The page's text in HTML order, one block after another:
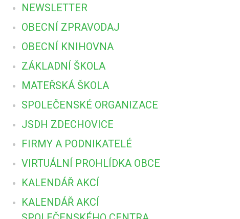
NEWSLETTER
OBECNÍ ZPRAVODAJ
OBECNÍ KNIHOVNA
ZÁKLADNÍ ŠKOLA
MATEŘSKÁ ŠKOLA
SPOLEČENSKÉ ORGANIZACE
JSDH ZDECHOVICE
FIRMY A PODNIKATELÉ
VIRTUÁLNÍ PROHLÍDKA OBCE
KALENDÁŘ AKCÍ
KALENDÁŘ AKCÍ